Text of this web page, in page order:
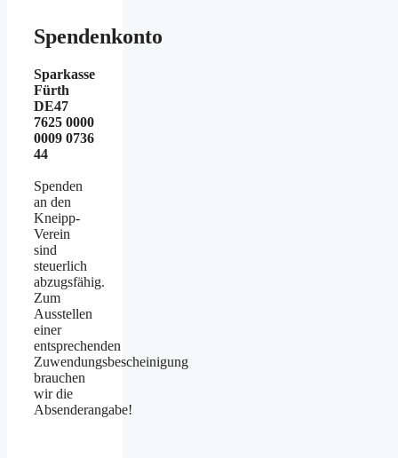
Spendenkonto
Sparkasse
Fürth
DE47
7625 0000
0009 0736
44
Spenden
an den
Kneipp-
Verein
sind
steuerlich
abzugsfähig.
Zum
Ausstellen
einer
entsprechenden
Zuwendungsbescheinigung
brauchen
wir die
Absenderangabe!